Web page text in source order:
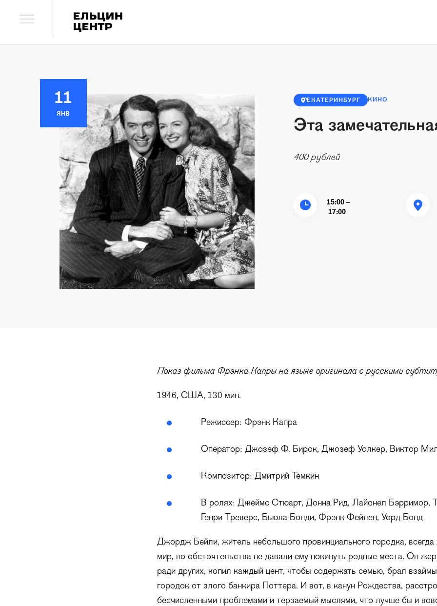
11
ЯНВ
ЕКАТЕРИНБУРГ КИНО
Эта
400 рублей
15:00 –
17:00
Показ фильма Фрэнка Капры на языке оригинала с русскими
1946, США, 130 мин.
Режиссер: Фрэнк Капра
Оператор: Джозеф Ф. Бирок, Джозеф Уолкер, Виктор
Композитор: Дмитрий Темкин
В ролях: Джеймс Стюарт, Донна Рид, Лайонел Бэрримор,
Генри Треверс, Бьюла Бонди, Фрэнк Фейлен, Уорд Бонд
Джордж Бейли, житель небольшого провинциального городка, всегда
мир, но обстоятельства не давали ему покинуть родные места. Он
ради других, копил каждый цент, чтобы содержать семью, брал
городок от злого банкира Поттера. И вот, в канун Рождества,
бесчисленными проблемами и терзаемый мыслями, что лучше бы и